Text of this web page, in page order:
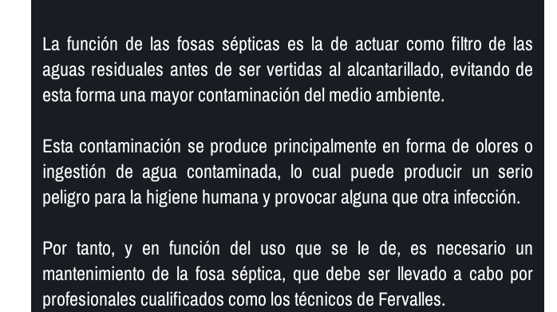
La función de las fosas sépticas es la de actuar como filtro de las
aguas residuales antes de ser vertidas al alcantarillado, evitando de
esta forma una mayor contaminación del medio ambiente.
Esta contaminación se produce principalmente en forma de olores o
ingestión de agua contaminada, lo cual puede producir un serio
peligro para la higiene humana y provocar alguna que otra infección.
Por tanto, y en función del uso que se le de, es necesario un
mantenimiento de la fosa séptica, que debe ser llevado a cabo por
profesionales cualificados como los técnicos de Fervalles.